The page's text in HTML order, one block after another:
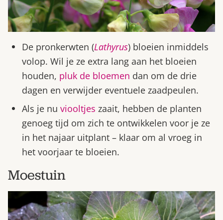
De pronkerwten (Lathyrus) bloeien inmiddels
volop. Wil je ze extra lang aan het bloeien
houden, pluk de bloemen dan om de drie
dagen en verwijder eventuele zaadpeulen.
Als je nu viooltjes zaait, hebben de planten
genoeg tijd om zich te ontwikkelen voor je ze
in het najaar uitplant – klaar om al vroeg in
het voorjaar te bloeien.
Moestuin